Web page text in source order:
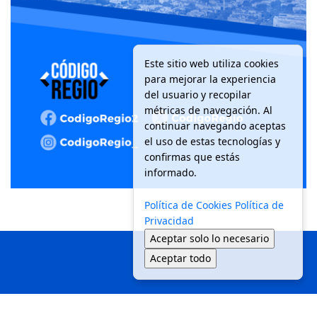
Este sitio web utiliza cookies
para mejorar la experiencia
del usuario y recopilar
métricas de navegación. Al
continuar navegando aceptas
el uso de estas tecnologías y
confirmas que estás
informado.
Política de Cookies Política de
Privacidad
Aceptar solo lo necesario
Aceptar todo